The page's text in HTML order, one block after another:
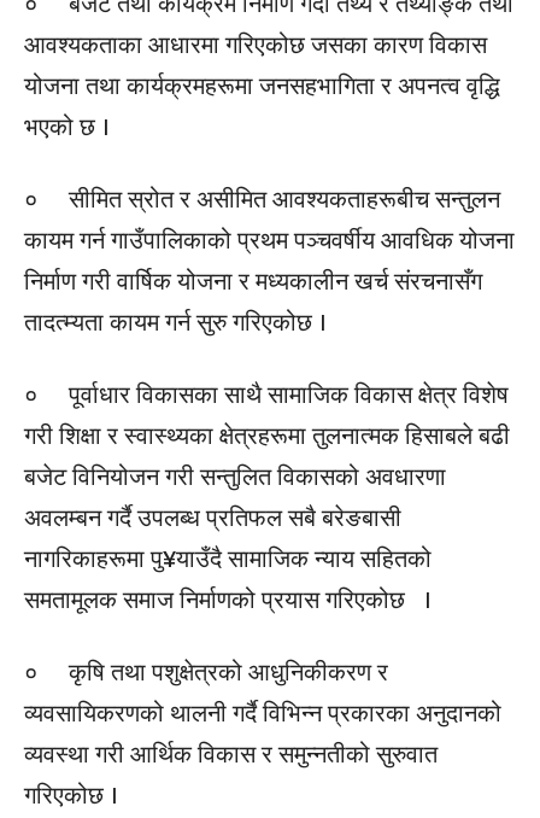
आवश्यकताका आधारमा गरिएकोछ जसका कारण विकास
योजना तथा कार्यक्रमहरूमा जनसहभागिता र अपनत्व वृद्धि
भएको छ ।
० सीमित स्रोत र असीमित आवश्यकताहरूबीच सन्तुलन
कायम गर्न गाउँपालिकाको प्रथम पञ्चवर्षीय आवधिक योजना
निर्माण गरी वार्षिक योजना र मध्यकालीन खर्च संरचनासँग
तादत्म्यता कायम गर्न सुरु गरिएकोछ ।
० पूर्वाधार विकासका साथै सामाजिक विकास क्षेत्र विशेष
गरी शिक्षा र स्वास्थ्यका क्षेत्रहरूमा तुलनात्मक हिसाबले बढी
बजेट विनियोजन गरी सन्तुलित विकासको अवधारणा
अवलम्बन गर्दै उपलब्ध प्रतिफल सबै बरेङबासी
नागरिकाहरूमा पु¥याउँदै सामाजिक न्याय सहितको
समतामूलक समाज निर्माणको प्रयास गरिएकोछ ।
० कृषि तथा पशुक्षेत्रको आधुनिकीकरण र
व्यवसायिकरणको थालनी गर्दै विभिन्न प्रकारका अनुदानको
व्यवस्था गरी आर्थिक विकास र समुन्नतीको सुरुवात
गरिएकोछ ।